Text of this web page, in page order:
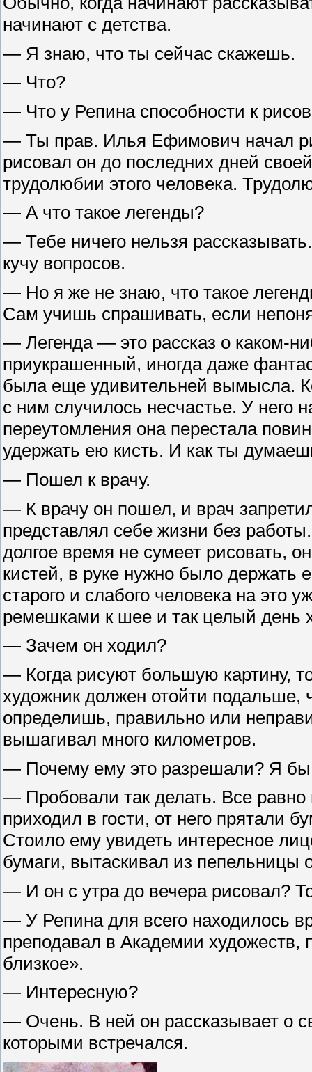
начинают с детства.
— Я знаю, что ты сейчас скажешь.
— Что?
— Что у Репина способности к
— Ты прав. Илья Ефимович начал
рисовал он до последних дней
трудолюбии этого человека.
— А что такое легенды?
— Тебе ничего нельзя
кучу вопросов.
— Но я же не знаю, что такое
Сам учишь спрашивать, если
— Легенда — это рассказ о каком-
приукрашенный, иногда даже
была еще удивительней вымысла.
с ним случилось несчастье. У него
переутомления она перестала
удержать ею кисть. И как ты
— Пошел к врачу.
— К врачу он пошел, и врач
представлял себе жизни без
долгое время не сумеет рисовать,
кистей, в руке нужно было держать
старого и слабого человека на это
ремешками к шее и так целый день
— Зачем он ходил?
— Когда рисуют большую картину,
художник должен отойти
определишь, правильно или
вышагивал много километров.
— Почему ему это разрешали? Я бы
— Пробовали так делать. Все равно
приходил в гости, от него прятали
Стоило ему увидеть интересное
бумаги, вытаскивал из пепельницы
— И он с утра до вечера рисовал?
— У Репина для всего находилось
преподавал в Академии художеств,
близкое».
— Интересную?
— Очень. В ней он рассказывает о
которыми встречался.